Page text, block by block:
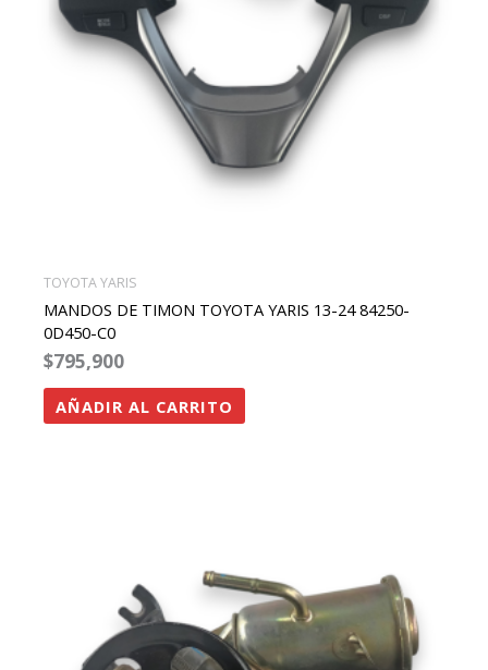
TOYOTA YARIS
MANDOS DE TIMON TOYOTA YARIS 13-24 84250-
0D450-C0
$795,900
AÑADIR AL CARRITO